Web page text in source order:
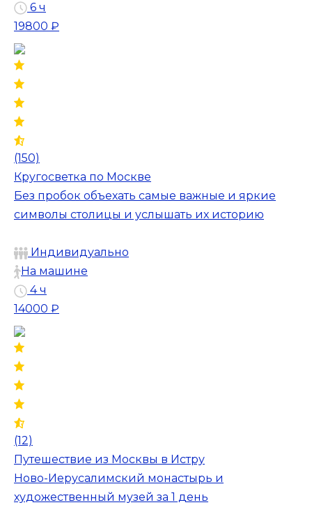
6 ч
19800 ₽
(150)
Кругосветка по Москве
Без пробок объехать самые важные и яркие
символы столицы и услышать их историю
Индивидуально
На машине
4 ч
14000 ₽
(12)
Путешествие из Москвы в Истру
Ново-Иерусалимский монастырь и
художественный музей за 1 день